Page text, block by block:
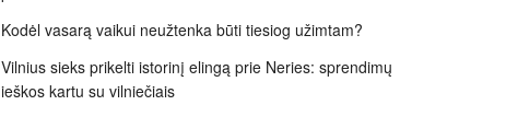
Kodėl vasarą vaikui neužtenka būti tiesiog užimtam?
Vilnius sieks prikelti istorinį elingą prie Neries: sprendimų
ieškos kartu su vilniečiais